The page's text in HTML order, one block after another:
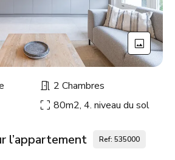
2 Chambres
80m2, 4. niveau du sol
l’appartement Ref: 535000